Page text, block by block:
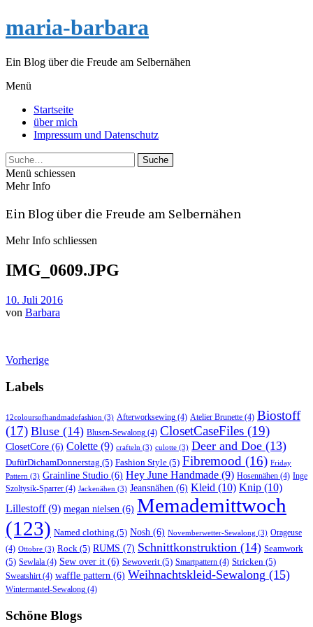
maria-barbara
Ein Blog über die Freude am Selbernähen
Menü
Startseite
über mich
Impressum und Datenschutz
Suche
Menü schiessen
Mehr Info
Ein Blog über die Freude am Selbernähen
Mehr Info schliessen
IMG_0609.JPG
10. Juli 2016
von Barbara
Vorherige
Labels
12coloursofhandmadefashion (3) Afterworksewing (4) Atelier Brunette (4) Biostoff
(17) Bluse (14) Blusen-Sewalong (4) ClosetCaseFiles (19)
ClosetCore (6) Colette (9) crafteln (3) culotte (3) Deer and Doe (13)
DufürDichamDonnerstag (5) Fashion Style (5) Fibremood (16) Friday
Pattern (3) Grainline Studio (6) Hey June Handmade (9) Hosennähen (4) Inge
Szoltysik-Sparrer (4) Jackenähen (3) Jeansnähen (6) Kleid (10) Knip (10)
Lillestoff(9) megan nielsen (6) Memademittwoch
(123) Named clothing (5) Nosh (6) Novemberwetter-Sewalong (3) Orageuse
(4) Ottobre (3) Rock (5) RUMS (7) Schnittkonstruktion (14) Seamwork
(5) Sewlala (4) Sew over it (6) Sewoverit (5) Smartpattern (4) Stricken (5)
Sweatshirt(4) waffle pattern (6) Weihnachtskleid-Sewalong (15)
Wintermantel-Sewalong (4)
Schöne Blogs